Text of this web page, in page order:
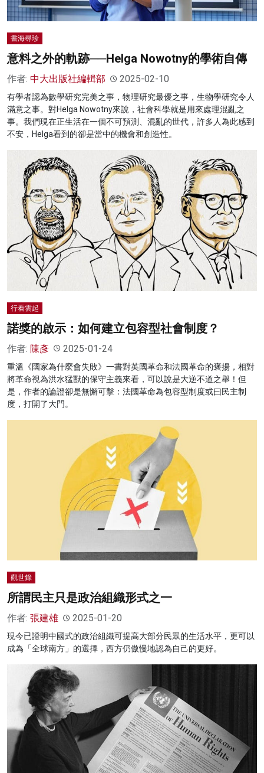
書海尋珍
意料之外的軌跡──Helga Nowotny的學術自傳
作者: 中大出版社編輯部 2025-02-10
有學者認為數學研究完美之事，物理研究最優之事，生物學研究令人
滿意之事。對Helga Nowotny來說，社會科學就是用來處理混亂之
事。我們現在正生活在一個不可預測、混亂的世代，許多人為此感到
不安，Helga看到的卻是當中的機會和創造性。
行看雲起
諾獎的啟示：如何建立包容型社會制度？
作者: 陳彥 2025-01-24
重溫《國家為什麼會失敗》一書對英國革命和法國革命的褒揚，相對
將革命視為洪水猛獸的保守主義來看，可以說是大逆不道之舉！但
是，作者的論證卻是無懈可擊：法國革命為包容型制度或曰民主制
度，打開了大門。
觀世錄
所謂民主只是政治組織形式之一
作者: 張建雄 2025-01-20
現今已證明中國式的政治組織可提高大部分民眾的生活水平，更可以
成為「全球南方」的選擇，西方仍傲慢地認為自己的更好。